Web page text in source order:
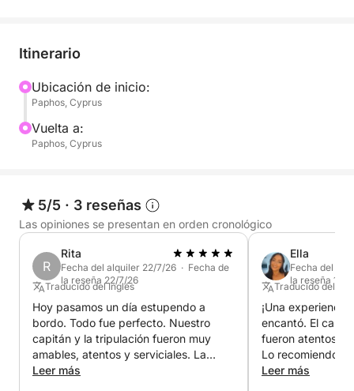
– Pollo a la barbacoa, patatas asadas, arroz con
temporada.
_____________________________
**Alquiler del barco: 1000 €
Incluye almuerzo: 10 € adicionales por persona
Bebidas locales ilimitadas: 12 € adicionales por
persona.
Menú:
– Pollo a la barbacoa, patatas asadas, arroz con
verduras, macarrones, ensalada, fruta de
temporada.
Itinerario
Ubicación de inicio:
Paphos, Cyprus
Vuelta a:
Paphos, Cyprus
5/5 · 3 reseñas
Las opiniones se presentan en orden cronológico
R
Rita
Fecha del alquiler 22/7/26 · Fecha de
la reseña 22/7/26
Traducido del Inglés
Hoy pasamos un día estupendo a
bordo. Todo fue perfecto. Nuestro
capitán y la tripulación fueron muy
amables, atentos y serviciales. La
comida y las bebidas estuvieron
Leer más
Ella
Fecha del
la reseña 13/
Traducido del
¡Una
encantó. El
fueron atentos,
Lo recomiendo
gente de todas
Leer más